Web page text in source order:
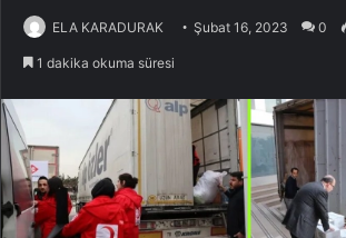
ELA KARADURAK Şubat 16, 2023 0
1 dakika okuma süresi